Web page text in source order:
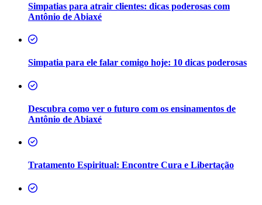
Simpatias para atrair clientes: dicas poderosas com
Antônio de Abiaxé
Simpatia para ele falar comigo hoje: 10 dicas poderosas
Descubra como ver o futuro com os ensinamentos de
Antônio de Abiaxé
Tratamento Espiritual: Encontre Cura e Libertação